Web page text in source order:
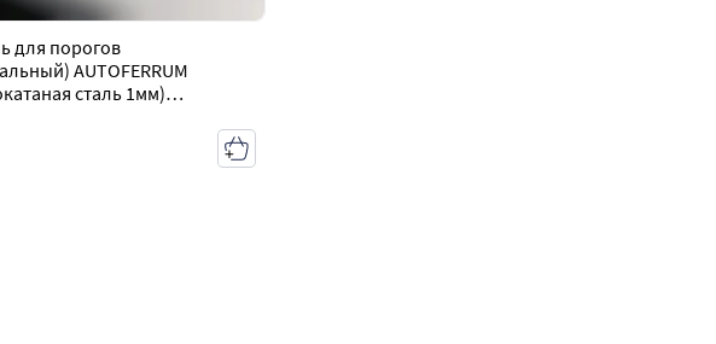
для порогов
AUTOFERRUM
сталь 1мм)
Caddy 9K,9U (1995-2003)